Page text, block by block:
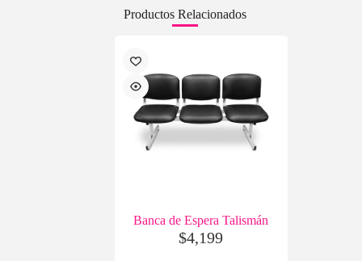
Productos Relacionados
Banca de Espera Talismán
$4,199